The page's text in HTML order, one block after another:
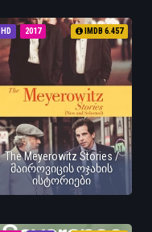
HD 2017 IMDB 6.457
The Meyerowitz Stories /
მაიროვიცის ოჯახის
ისტორიები